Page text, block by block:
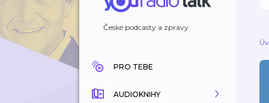
České podcasty a zprávy
PRO TEBE
AUDIOKNIHY